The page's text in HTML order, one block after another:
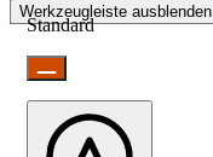
Werkzeugleiste ausblenden
Standard